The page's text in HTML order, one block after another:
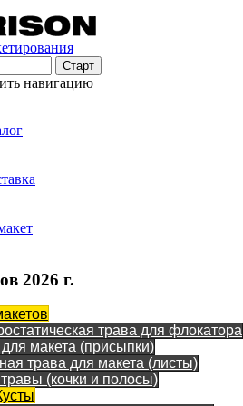
навигацию
2026 г.
трава для флокатора
макета (присыпки)
трава для макета (листы)
(кочки и полосы)